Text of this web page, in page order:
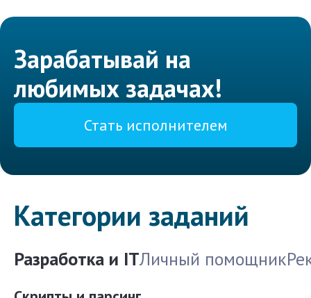
Зарабатывай на
любимых задачах!
Стать исполнителем
Категории заданий
Разработка и ITЛичный помощник